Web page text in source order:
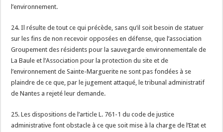
l’environnement.
24. Il résulte de tout ce qui précède, sans qu’il soit besoin de statuer
sur les fins de non recevoir opposées en défense, que l’association
Groupement des résidents pour la sauvegarde environnementale de
La Baule et l’Association pour la protection du site et de
l’environnement de Sainte-Marguerite ne sont pas fondées à se
plaindre de ce que, par le jugement attaqué, le tribunal administratif
de Nantes a rejeté leur demande.
25. Les dispositions de l’article L. 761-1 du code de justice
administrative font obstacle à ce que soit mise à la charge de l’Etat et